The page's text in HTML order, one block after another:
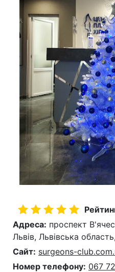
Адреса: проспект
Львів, Львівська
Сайт: surgeons-
Номер телефону: 067